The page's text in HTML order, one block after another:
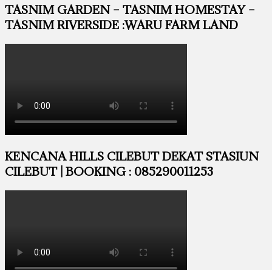
TASNIM GARDEN – TASNIM HOMESTAY –
TASNIM RIVERSIDE :WARU FARM LAND
KENCANA HILLS CILEBUT DEKAT STASIUN
CILEBUT | BOOKING : 085290011253